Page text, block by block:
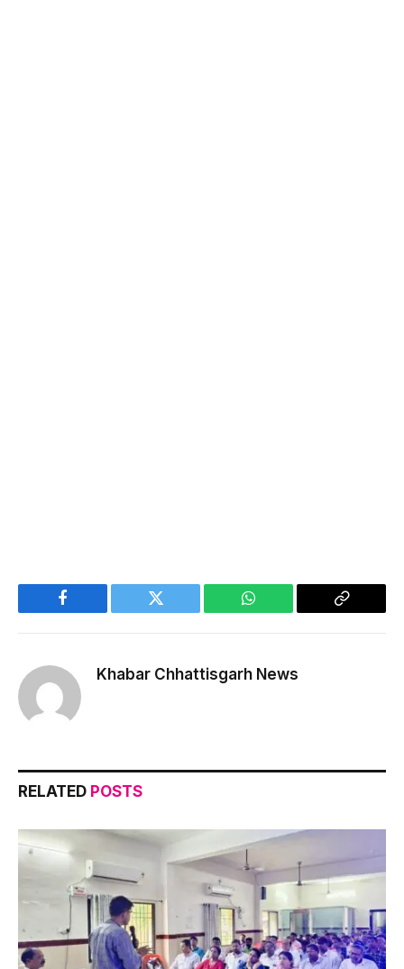
Facebook Twitter WhatsApp
Copy
Khabar Chhattisgarh News
RELATED POSTS